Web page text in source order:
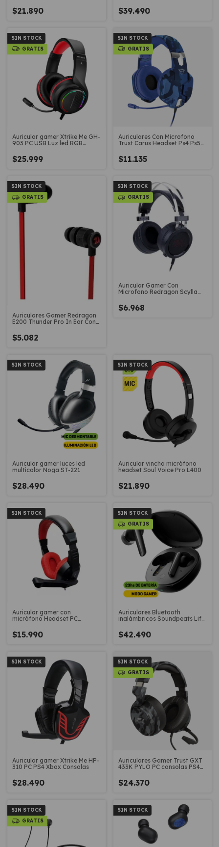
$21.890 $39.490
SIN STOCK
GRATIS
Auricular gamer Xtrike Me GH-
903 PC USB Luz led RGB
$25.999
SIN STOCK
GRATIS
Auriculares Con Microfono
Trust Carus Headset Ps4 Ps5
$11.135
SIN STOCK
GRATIS
Auriculares Gamer Redragon
E200 Thunder Pro In Ear Con
$5.082
SIN STOCK
GRATIS
Auricular Gamer Con
Microfono Redragon Scylla
$6.968
SIN STOCK
Auricular gamer luces led
multicolor Noga ST-221
$28.490
SIN STOCK
Auricular vincha micrófono
headset Soul Voice Pro L400
$21.890
SIN STOCK
Auricular gamer con
micrófono Headset PC
$15.990
SIN STOCK
GRATIS
Auriculares Bluetooth
inalámbricos Soundpeats Life
$42.490
SIN STOCK
Auricular gamer Xtrike Me HP-
310 PC PS4 Xbox Consolas
$28.490
SIN STOCK
GRATIS
Auriculares Gamer Trust GXT
433K PYLO PC consolas PS4
$24.370
SIN STOCK
GRATIS
SIN STOCK